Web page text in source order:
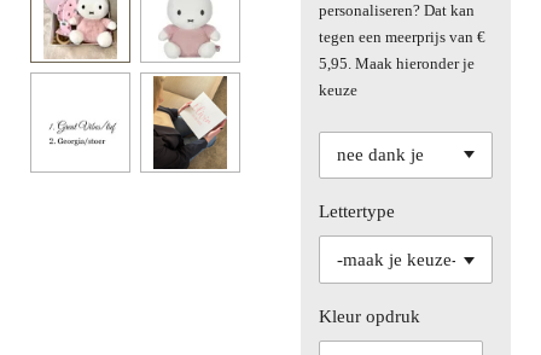
personaliseren? Dat kan
tegen een meerprijs van €
5,95. Maak hieronder je
keuze
Lettertype
Kleur opdruk